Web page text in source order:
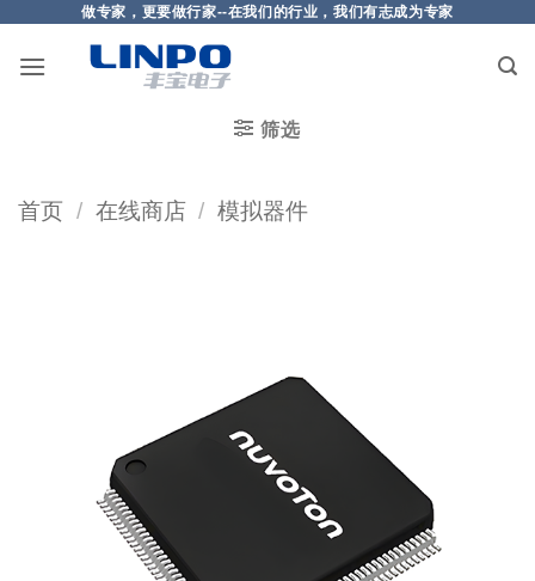
做专家，更要做行家--在我们的行业，我们有志成为专家
筛选
首页 / 在线商店 / 模拟器件